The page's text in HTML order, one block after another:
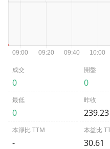
成交
0
開盤
0
最低
0
昨收
239.23
本淨比 TTM
-
本益比
30.61